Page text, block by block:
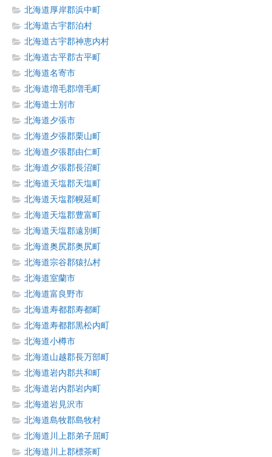
北海道厚岸郡浜中町
北海道古宇郡泊村
北海道古宇郡神恵内村
北海道古平郡古平町
北海道名寄市
北海道増毛郡増毛町
北海道士別市
北海道夕張市
北海道夕張郡栗山町
北海道夕張郡由仁町
北海道夕張郡長沼町
北海道天塩郡天塩町
北海道天塩郡幌延町
北海道天塩郡豊富町
北海道天塩郡遠別町
北海道奥尻郡奥尻町
北海道宗谷郡猿払村
北海道室蘭市
北海道富良野市
北海道寿都郡寿都町
北海道寿都郡黒松内町
北海道小樽市
北海道山越郡長万部町
北海道岩内郡共和町
北海道岩内郡岩内町
北海道岩見沢市
北海道島牧郡島牧村
北海道川上郡弟子屈町
北海道川上郡標茶町